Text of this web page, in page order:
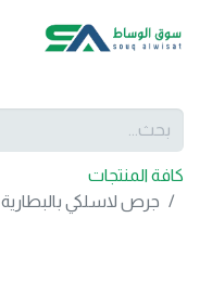
كافة المنتجات
جرص لاسلكي بالبطارية TERMINATOR tdb001dc